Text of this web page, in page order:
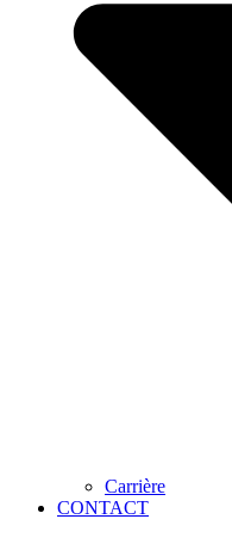
Carrière
CONTACT